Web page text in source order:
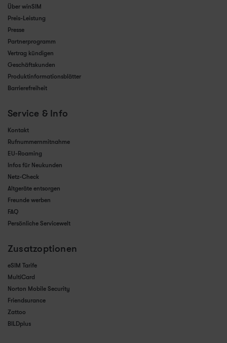
Über winSIM
Preis-Leistung
Presse
Partnerprogramm
Vertrag kündigen
Geschäftskunden
Produktinformationsblätter
Barrierefreiheit
Service & Info
Kontakt
Rufnummernmitnahme
EU-Roaming
Infos für Neukunden
Netz-Check
Altgeräte entsorgen
Freunde werben
FAQ
Persönliche Servicewelt
Zusatzoptionen
eSIM Tarife
MultiCard
Norton Mobile Security
Friendsurance
Zattoo
BILDplus